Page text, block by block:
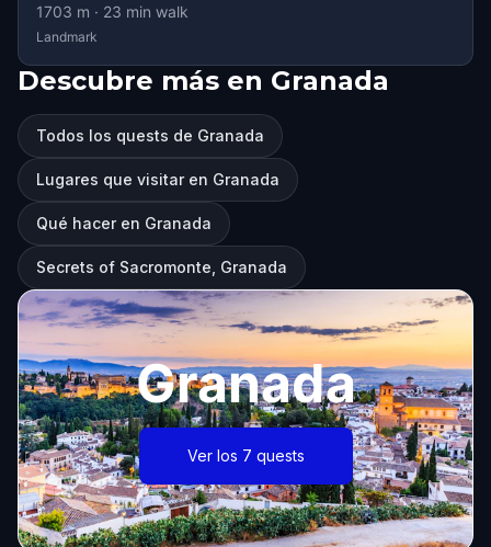
1703 m · 23 min walk
Landmark
Descubre más en Granada
Todos los quests de Granada
Lugares que visitar en Granada
Qué hacer en Granada
Secrets of Sacromonte, Granada
Granada
Ver los 7 quests